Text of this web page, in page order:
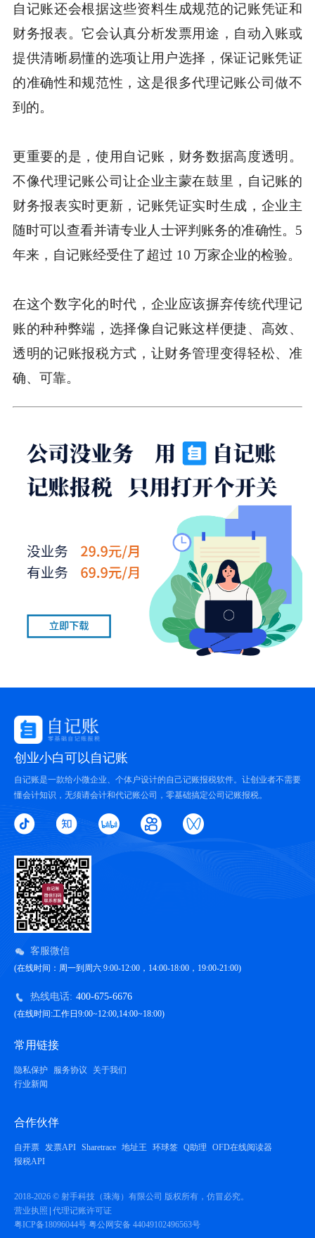
自记账还会根据这些资料生成规范的记账凭证和
财务报表。它会认真分析发票用途，自动入账或
提供清晰易懂的选项让用户选择，保证记账凭证
的准确性和规范性，这是很多代理记账公司做不
到的。
更重要的是，使用自记账，财务数据高度透明。
不像代理记账公司让企业主蒙在鼓里，自记账的
财务报表实时更新，记账凭证实时生成，企业主
随时可以查看并请专业人士评判账务的准确性。5
年来，自记账经受住了超过 10 万家企业的检验。
在这个数字化的时代，企业应该摒弃传统代理记
账的种种弊端，选择像自记账这样便捷、高效、
透明的记账报税方式，让财务管理变得轻松、准
确、可靠。
创业小白可以自记账
自记账是一款给小微企业、个体户设计的自己记账报税软件。让创业者不需要
懂会计知识，无须请会计和代记账公司，零基础搞定公司记账报税。
客服微信
(在线时间：周一到周六 9:00-12:00，14:00-18:00，19:00-21:00)
热线电话: 400-675-6676
(在线时间:工作日9:00~12:00,14:00~18:00)
常用链接
隐私保护 服务协议
关于我们
行业新闻
合作伙伴
自开票 发票API Sharetrace 地址王 环球签 Q助理
OFD在线阅读器
报税API
2018-2026 © 射手科技（珠海）有限公司 版权所有，仿冒必究。
营业执照 代理记账许可证
粤ICP备18096044号 粤公网安备 44049102496563号